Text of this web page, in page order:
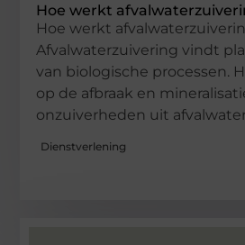
Hoe werkt
Hoe werkt
Afvalwaterzuivering vindt
van biologische processen.
op de afbraak en
onzuiverheden uit
Dienstverlening